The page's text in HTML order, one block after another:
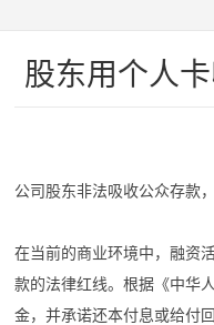
股东用个人
公司股东非法吸收公众存款
在当前的商业环境中，融资
款的法律红线。根据《中华
金，并承诺还本付息或给付